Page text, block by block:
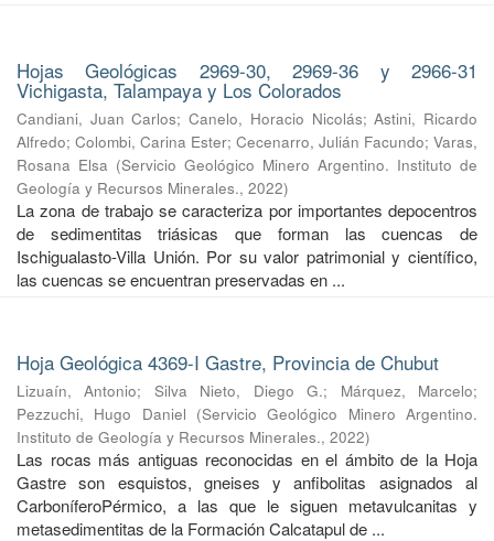
Hojas Geológicas 2969-30, 2969-36 y 2966-31
Vichigasta, Talampaya y Los Colorados
Candiani, Juan Carlos;Canelo, Horacio Nicolás;Astini, Ricardo
Alfredo; Colombi, Carina Ester; Cecenarro, Julián Facundo; Varas,
Rosana Elsa (Servicio Geológico Minero Argentino. Instituto de
Geología y Recursos Minerales., 2022)
La zona de trabajo se caracteriza por importantes depocentros
de sedimentitas triásicas que forman las cuencas de
Ischigualasto-Villa Unión. Por su valor patrimonial y cientíﬁco,
las cuencas se encuentran preservadas en ...
Hoja Geológica 4369-I Gastre, Provincia de Chubut
Lizuaín, Antonio; Silva Nieto, Diego G.; Márquez, Marcelo;
Pezzuchi, Hugo Daniel (Servicio Geológico Minero Argentino.
Instituto de Geología y Recursos Minerales., 2022)
Las rocas más antiguas reconocidas en el ámbito de la Hoja
Gastre son esquistos, gneises y anfibolitas asignados al
CarboníferoPérmico, a las que le siguen metavulcanitas y
metasedimentitas de la Formación Calcatapul de ...